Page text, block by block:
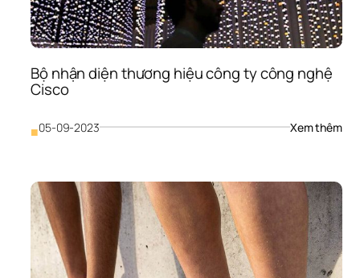
Bộ nhận diện thương hiệu công ty công nghệ
Cisco
■05-09-2023 Xem thêm:
ty